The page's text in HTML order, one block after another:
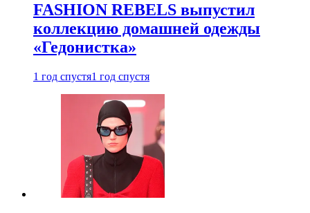
FASHION REBELS выпустил
коллекцию домашней одежды
«Гедонистка»
1 год спустя1 год спустя